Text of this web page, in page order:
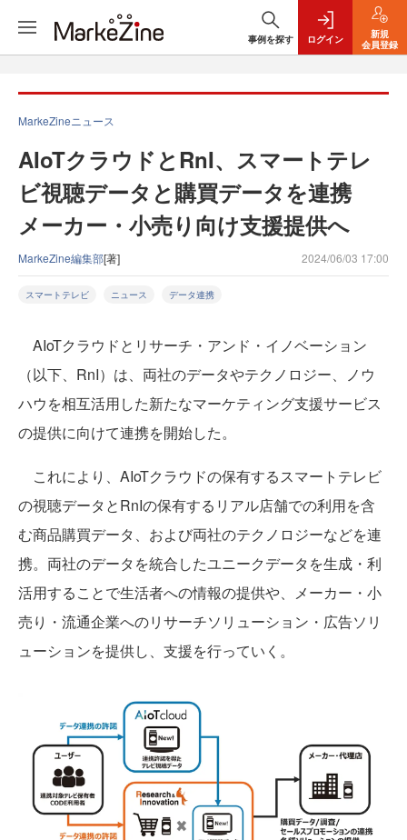
事例を探す ログイン
新規
会員登録
MarkeZineニュース
AIoTクラウドとRnI、スマートテレ
ビ視聴データと購買データを連携
メーカー・小売り向け支援提供へ
MarkeZine編集部[著] 2024/06/03 17:00
スマートテレビ ニュース データ連携
AIoTクラウドとリサーチ・アンド・イノベーション
（以下、RnI）は、両社のデータやテクノロジー、ノウ
ハウを相互活用した新たなマーケティング支援サービス
の提供に向けて連携を開始した。
これにより、AIoTクラウドの保有するスマートテレビ
の視聴データとRnIの保有するリアル店舗での利用を含
む商品購買データ、および両社のテクノロジーなどを連
携。両社のデータを統合したユニークデータを生成・利
活用することで生活者への情報の提供や、メーカー・小
売り・流通企業へのリサーチソリューション・広告ソリ
ューションを提供し、支援を行っていく。